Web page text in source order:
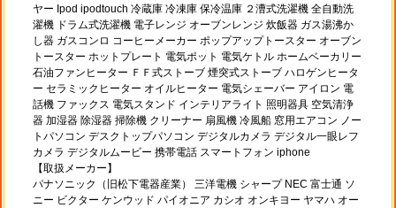
ヤー Ipod ipodtouch 冷蔵庫 冷凍庫 保冷温庫 ２漕式洗濯機 全自動洗
濯機 ドラム式洗濯機 電子レンジ オーブンレンジ 炊飯器 ガス湯沸か
し器 ガスコンロ コーヒーメーカー ポップアップトースター オーブン
トースター ホットプレート 電気ポット 電気ケトル ホームベーカリー
石油ファンヒーター ＦＦ式ストーブ 煙突式ストーブ ハロゲンヒータ
ー セラミックヒーター オイルヒーター 電気シェーバー アイロン 電
話機 ファックス 電気スタンド インテリアライト 照明器具 空気清浄
器 加湿器 除湿器 掃除機 クリーナー 扇風機 冷風船 窓用エアコン ノー
トパソコン デスクトップパソコン デジタルカメラ デジタル一眼レフ
カメラ デジタルムービー 携帯電話 スマートフォン iphone
【取扱メーカー】
パナソニック（旧松下電器産業） 三洋電機 シャープ NEC 富士通 ソ
ニー ビクター ケンウッド パイオニア カシオ オンキヨー ヤマハ オー